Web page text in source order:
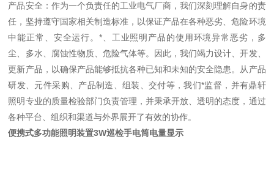
产品安全：作为一个负责任的工业电气厂商，我们深刻理解自身的责
任，坚持遵守国家相关制造标准，以保证产品在各种恶劣、危险环境
中能正常、安全运行。*、工业照明产品的使用环境异常恶劣，多
尘、多水、腐蚀性物质、危险气体等。因此，我们竭力设计、开发、
更新产品，以确保产品能够抵抗各种已知和未知的安全隐患。从产品
研发、元件采购、产品制造、组装、交付等，我们*监督，并有鼎轩
照明专业的质量检验部门负责管理，并秉承开放、透明的态度，通过
各种平台、组织和渠道与外界展开了有效的协作。
便携式多功能照明装置3W巡检手电筒电量显示